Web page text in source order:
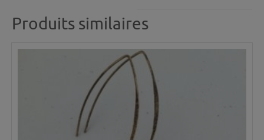
Produits similaires